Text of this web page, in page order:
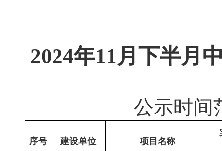
2024年11月下半月
公示时间
序号 建设单位 项目名称